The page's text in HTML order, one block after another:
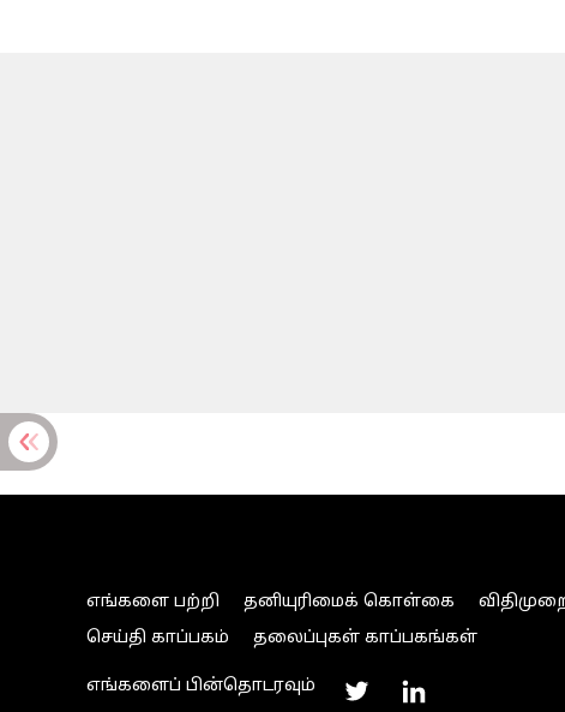
எங்களை பற்றி தனியுரிமைக் கொள்கை
செய்தி காப்பகம்
தலைப்புகள் காப்பகங்கள்
எங்களைப் பின்தொடரவும்